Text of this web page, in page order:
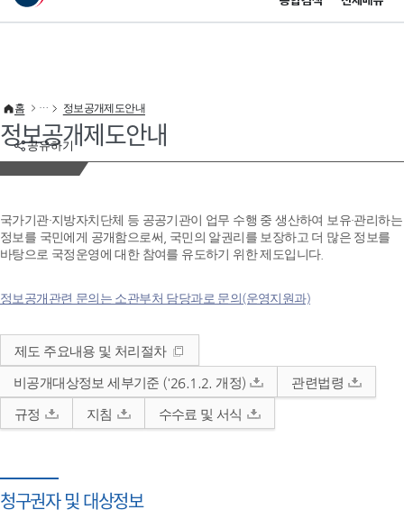
이 누리집은 대한민국 공식 전자정부 누리집입니다.
공유하기
홈 정보공개제도안내
정보공개제도안내
국가기관·지방자치단체 등 공공기관이 업무 수행 중 생산하여 보유·관리하는
정보를 국민에게 공개함으로써, 국민의 알권리를 보장하고 더 많은 정보를
바탕으로 국정운영에 대한 참여를 유도하기 위한 제도입니다.
정보공개관련 문의는 소관부처 담당과로 문의(운영지원과)
제도 주요내용 및 처리절차
비공개대상정보 세부기준 ('26.1.2. 개정) 관련법령
규정 지침 수수료 및 서식
청구권자 및 대상정보